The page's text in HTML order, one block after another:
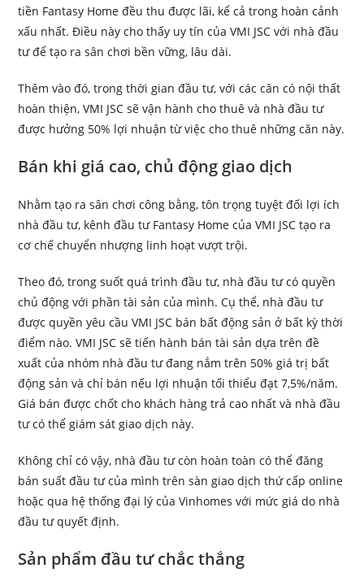
tiền Fantasy Home đều thu được lãi, kể cả trong hoàn cảnh
xấu nhất. Điều này cho thấy uy tín của VMI JSC với nhà đầu
tư để tạo ra sân chơi bền vững, lâu dài.
Thêm vào đó, trong thời gian đầu tư, với các căn có nội thất
hoàn thiện, VMI JSC sẽ vận hành cho thuê và nhà đầu tư
được hưởng 50% lợi nhuận từ việc cho thuê những căn này.
Bán khi giá cao, chủ động giao dịch
Nhằm tạo ra sân chơi công bằng, tôn trọng tuyệt đối lợi ích
nhà đầu tư, kênh đầu tư Fantasy Home của VMI JSC tạo ra
cơ chế chuyển nhượng linh hoạt vượt trội.
Theo đó, trong suốt quá trình đầu tư, nhà đầu tư có quyền
chủ động với phần tài sản của mình. Cụ thể, nhà đầu tư
được quyền yêu cầu VMI JSC bán bất động sản ở bất kỳ thời
điểm nào. VMI JSC sẽ tiến hành bán tài sản dựa trên đề
xuất của nhóm nhà đầu tư đang nắm trên 50% giá trị bất
động sản và chỉ bán nếu lợi nhuận tối thiểu đạt 7,5%/năm.
Giá bán được chốt cho khách hàng trả cao nhất và nhà đầu
tư có thể giám sát giao dịch này.
Không chỉ có vậy, nhà đầu tư còn hoàn toàn có thể đăng
bán suất đầu tư của mình trên sàn giao dịch thứ cấp online
hoặc qua hệ thống đại lý của Vinhomes với mức giá do nhà
đầu tư quyết định.
Sản phẩm đầu tư chắc thắng